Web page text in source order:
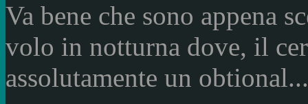
Va bene che sono appena
volo in notturna dove, il
assolutamente un